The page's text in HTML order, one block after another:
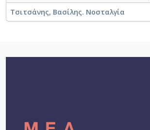
Τσιτσάνης, Βασίλης. Νοσταλγία